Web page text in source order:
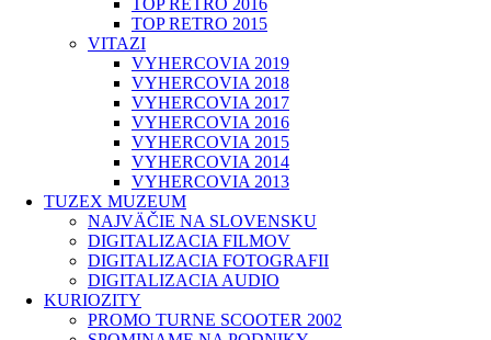
TOP RETRO 2016
TOP RETRO 2015
VITAZI
VYHERCOVIA 2019
VYHERCOVIA 2018
VYHERCOVIA 2017
VYHERCOVIA 2016
VYHERCOVIA 2015
VYHERCOVIA 2014
VYHERCOVIA 2013
TUZEX MUZEUM
NAJVÄČIE NA SLOVENSKU
DIGITALIZACIA FILMOV
DIGITALIZACIA FOTOGRAFII
DIGITALIZACIA AUDIO
KURIOZITY
PROMO TURNE SCOOTER 2002